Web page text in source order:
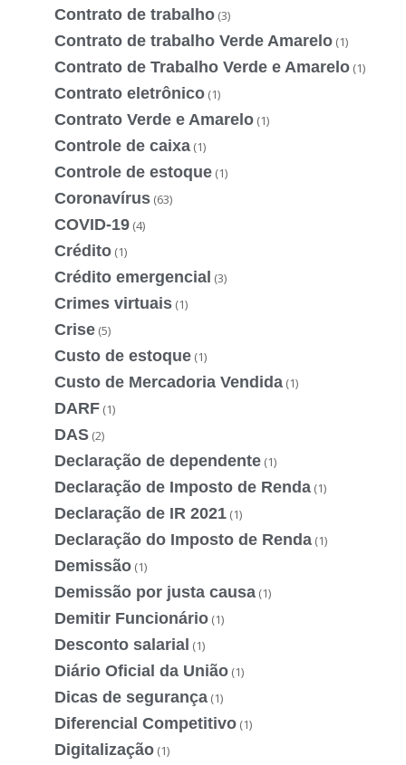
Contrato de trabalho (3)
Contrato de trabalho Verde Amarelo (1)
Contrato de Trabalho Verde e Amarelo (1)
Contrato eletrônico (1)
Contrato Verde e Amarelo (1)
Controle de caixa (1)
Controle de estoque (1)
Coronavírus (63)
COVID-19 (4)
Crédito (1)
Crédito emergencial (3)
Crimes virtuais (1)
Crise (5)
Custo de estoque (1)
Custo de Mercadoria Vendida (1)
DARF (1)
DAS (2)
Declaração de dependente (1)
Declaração de Imposto de Renda (1)
Declaração de IR 2021 (1)
Declaração do Imposto de Renda (1)
Demissão (1)
Demissão por justa causa (1)
Demitir Funcionário (1)
Desconto salarial (1)
Diário Oficial da União (1)
Dicas de segurança (1)
Diferencial Competitivo (1)
Digitalização (1)